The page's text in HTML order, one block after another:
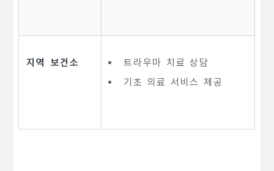
지역 보건소
트라우마 치료 상담
기초 의료 서비스 제공